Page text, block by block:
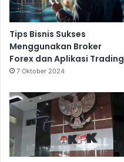
Tips Bisnis Sukses
Menggunakan Broker
Forex dan Aplikasi Trading
7 Oktober 2024